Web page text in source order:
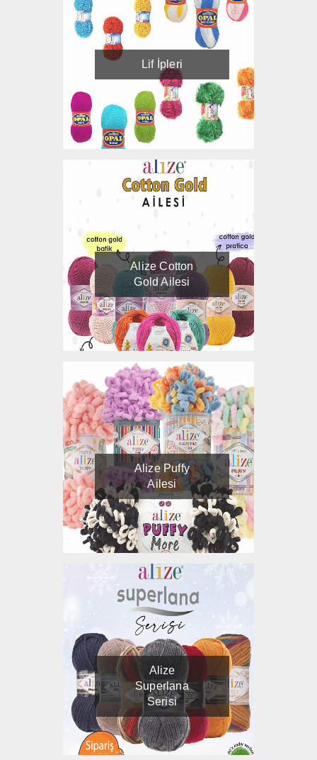
Lif İpleri
Alize Cotton
Gold Ailesi
Alize Puffy
Ailesi
Alize
Superlana
Serisi